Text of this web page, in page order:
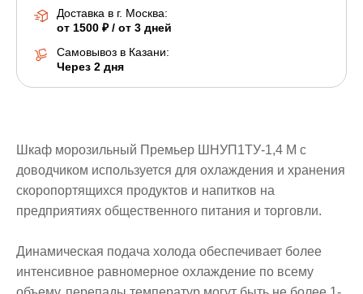
Доставка в г. Москва:
от 1500 ₽ / от 3 дней
Самовывоз в Казани:
Через 2 дня
Шкаф морозильный Премьер ШНУП1ТУ-1,4 М с
доводчиком используется для охлаждения и хранения
скоропортящихся продуктов и напитков на
предприятиях общественного питания и торговли.
Динамическая подача холода обеспечивает более
интенсивное равномерное охлаждение по всему